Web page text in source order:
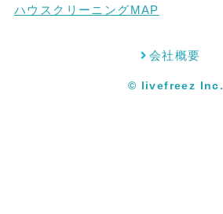
ハウスクリーニングMAP
会社概要
© livefreez Inc.